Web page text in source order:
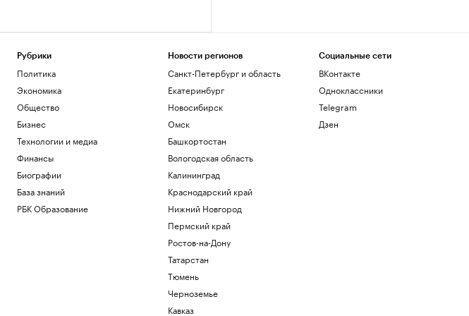
Рубрики
Политика
Экономика
Общество
Бизнес
Технологии и медиа
Финансы
Биографии
База знаний
РБК Образование
Новости регионов
Санкт-Петербург и область
Екатеринбург
Новосибирск
Омск
Башкортостан
Вологодская область
Калининград
Краснодарский край
Нижний Новгород
Пермский край
Ростов-на-Дону
Татарстан
Тюмень
Черноземье
Кавказ
Социальные сети
ВКонтакте
Одноклассники
Telegram
Дзен